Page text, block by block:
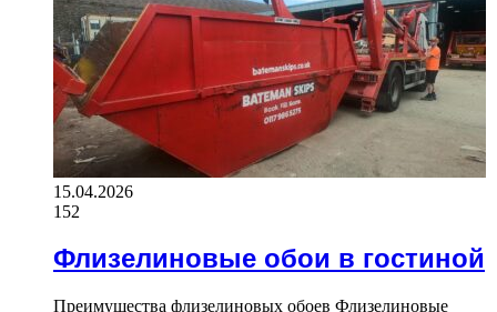
15.04.2026
152
Флизелиновые обои в гостиной
Преимущества флизелиновых обоев Флизелиновые